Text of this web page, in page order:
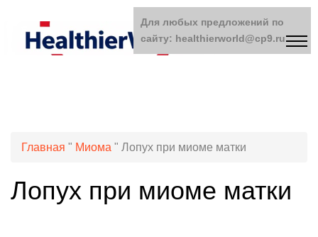
Главная " Миома " Лопух при миоме матки
Лопух при миоме матки
Для любых предложений по
сайту: healthierworld@cp9.ru